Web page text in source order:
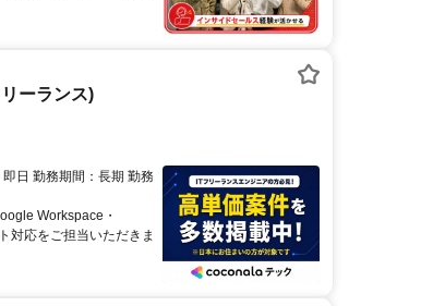
ーランス)
日 勤務期間：長期 勤務
Workspace・
対応をご担当いただきま